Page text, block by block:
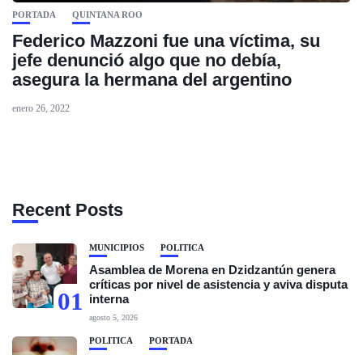
PORTADA QUINTANA ROO
Federico Mazzoni fue una víctima, su
jefe denunció algo que no debía,
asegura la hermana del argentino
enero 26, 2022
Recent Posts
01
MUNICIPIOS POLÍTICA
Asamblea de Morena en Dzidzantún genera
críticas por nivel de asistencia y aviva disputa
interna
agosto 5, 2026
POLÍTICA PORTADA